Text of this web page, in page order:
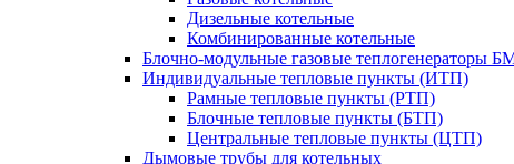
Дизельные котельные
Комбинированные котельные
Блочно-модульные газовые теплогенераторы
Индивидуальные тепловые пункты (ИТП)
Рамные тепловые пункты (РТП)
Блочные тепловые пункты (БТП)
Центральные тепловые пункты (ЦТП)
Дымовые трубы для котельных